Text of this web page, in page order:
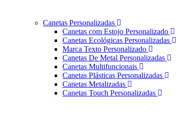
Canetas Personalizadas
Canetas com Estojo Personalizado
Canetas Ecológicas Personalizadas
Marca Texto Personalizado
Canetas De Metal Personalizadas
Canetas Multifuncionais
Canetas Plásticas Personalizadas
Canetas Metalizadas
Canetas Touch Personalizadas